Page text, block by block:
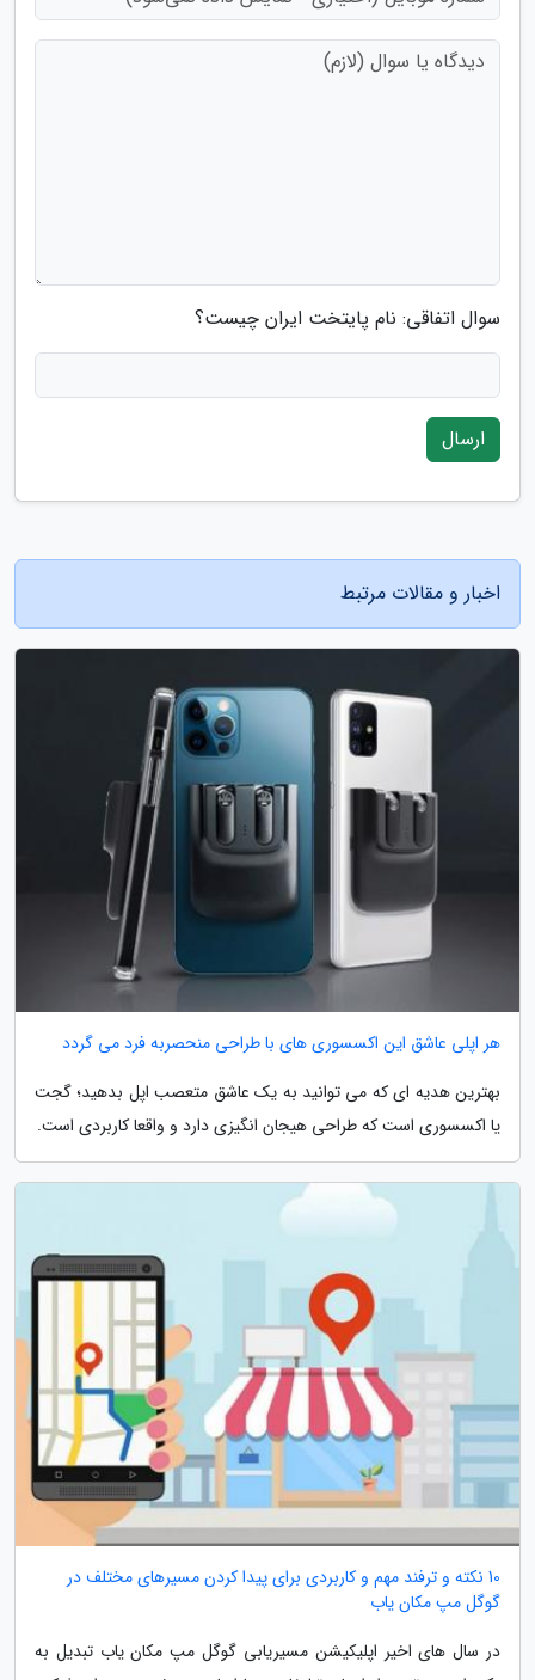
سوال اتفاقی: نام پایتخت ایران چیست؟
ارسال
اخبار و مقالات مرتبط
هر اپلی عاشق این اکسسوری های با طراحی منحصربه فرد می گردد
بهترین هدیه ای که می توانید به یک عاشق متعصب اپل بدهید؛ گجت
یا اکسسوری است که طراحی هیجان انگیزی دارد و واقعا کاربردی است.
10 نکته و ترفند مهم و کاربردی برای پیدا کردن مسیرهای مختلف در
گوگل مپ مکان یاب
در سال های اخیر اپلیکیشن مسیریابی گوگل مپ مکان یاب تبدیل به